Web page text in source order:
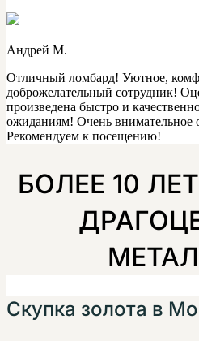
Андрей М.
Отличный ломбард! Уютное,
доброжелательный сотрудник!
произведена быстро и
ожиданиям! Очень внимательное
Рекомендуем к посещению!
БОЛЕЕ 10
Скупка золота в